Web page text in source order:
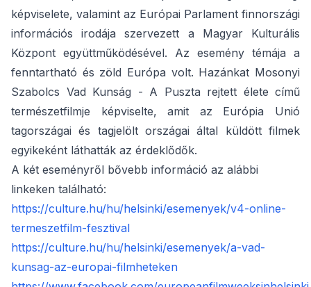
képviselete, valamint az Európai Parlament finnországi
információs irodája szervezett a Magyar Kulturális
Központ együttműködésével. Az esemény témája a
fenntartható és zöld Európa volt. Hazánkat Mosonyi
Szabolcs Vad Kunság - A Puszta rejtett élete című
természetfilmje képviselte, amit az Európia Unió
tagországai és tagjelölt országai által küldött filmek
egyikeként láthatták az érdeklődők.
A két eseményről bővebb információ az alábbi
linkeken található:
https://culture.hu/hu/helsinki/esemenyek/v4-online-
termeszetfilm-fesztival
https://culture.hu/hu/helsinki/esemenyek/a-vad-
kunsag-az-europai-filmheteken